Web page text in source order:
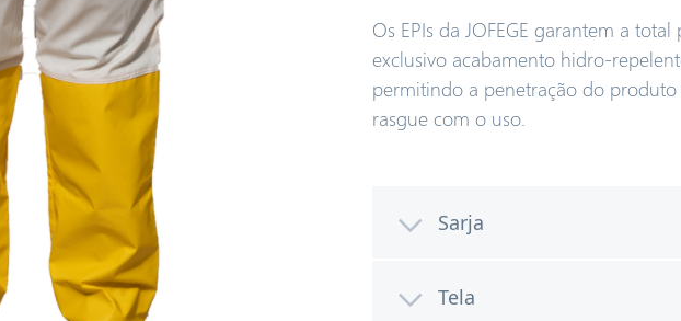
Os EPIs da JOFEGE garantem a
exclusivo acabamento hidro-
permitindo a penetração do
rasgue com o uso.
Sarja
Pensando na maior
Tela